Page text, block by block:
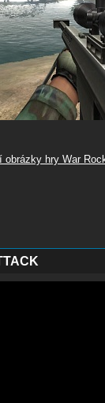
obrázky hry War